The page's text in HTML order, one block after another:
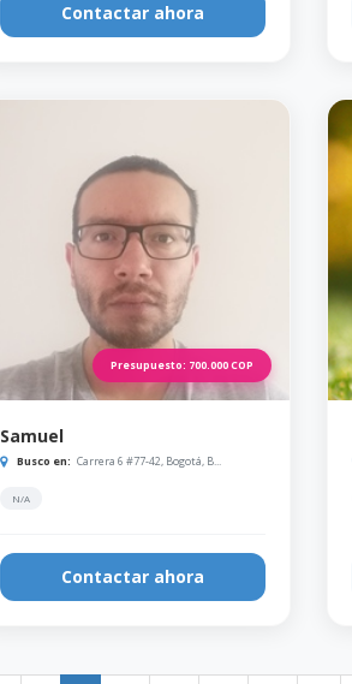
Contactar ahora
Presupuesto: 700.000 COP
Samuel
Busco en: Carrera 6 #77-42, Bogotá, B...
N/A
Contactar ahora